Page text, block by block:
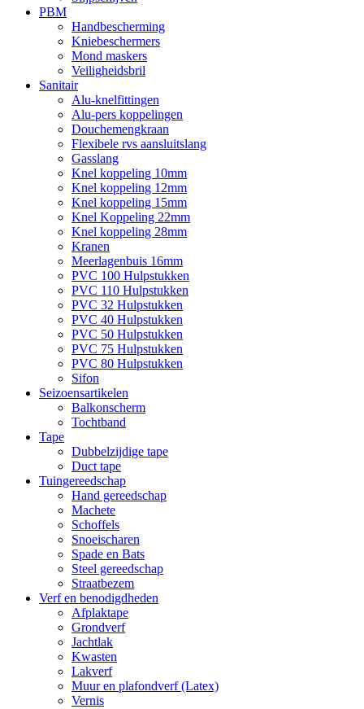
PBM
Handbescherming
Kniebeschermers
Mond maskers
Veiligheidsbril
Sanitair
Alu-knelfittingen
Alu-pers koppelingen
Douchemengkraan
Flexibele rvs aansluitslang
Gasslang
Knel koppeling 10mm
Knel koppeling 12mm
Knel koppeling 15mm
Knel Koppeling 22mm
Knel koppeling 28mm
Kranen
Meerlagenbuis 16mm
PVC 100 Hulpstukken
PVC 110 Hulpstukken
PVC 32 Hulpstukken
PVC 40 Hulpstukken
PVC 50 Hulpstukken
PVC 75 Hulpstukken
PVC 80 Hulpstukken
Sifon
Seizoensartikelen
Balkonscherm
Tochtband
Tape
Dubbelzijdige tape
Duct tape
Tuingereedschap
Hand gereedschap
Machete
Schoffels
Snoeischaren
Spade en Bats
Steel gereedschap
Straatbezem
Verf en benodigdheden
Afplaktape
Grondverf
Jachtlak
Kwasten
Lakverf
Muur en plafondverf (Latex)
Vernis